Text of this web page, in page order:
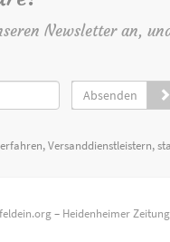
Newsletter an,
Absenden
Versanddienstleistern,
– Heidenheimer